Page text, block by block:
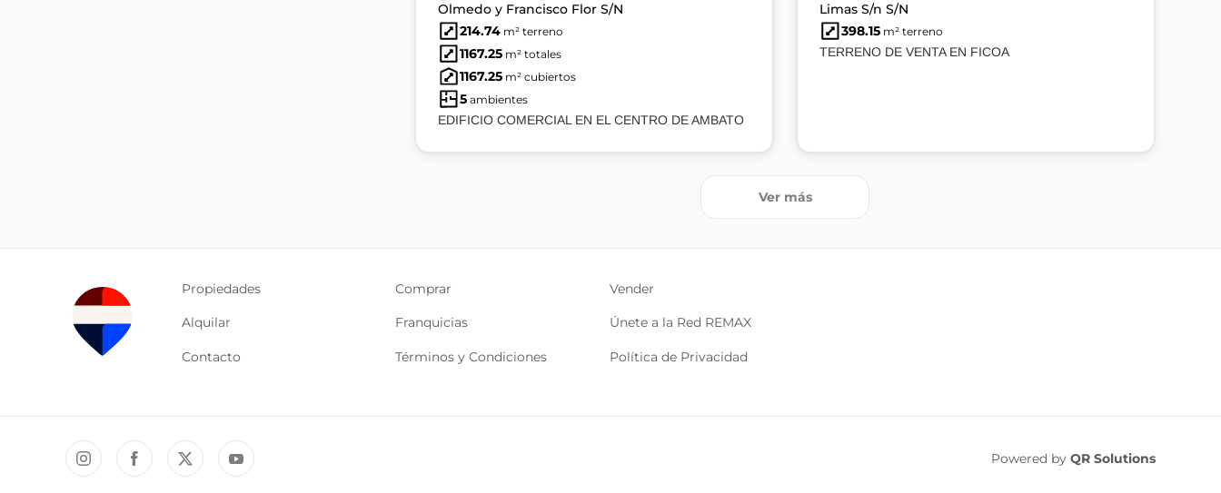
Olmedo y Francisco Flor S/N
214.74 m² terreno
1167.25 m² totales
1167.25 m² cubiertos
5 ambientes
EDIFICIO COMERCIAL EN EL CENTRO DE AMBATO
Limas S/n S/N
398.15 m² terreno
TERRENO DE VENTA EN FICOA
Ver más
Propiedades Comprar Vender
Alquilar Franquicias Únete a la Red REMAX
Contacto Términos y Condiciones Política de Privacidad
Powered by QR Solutions